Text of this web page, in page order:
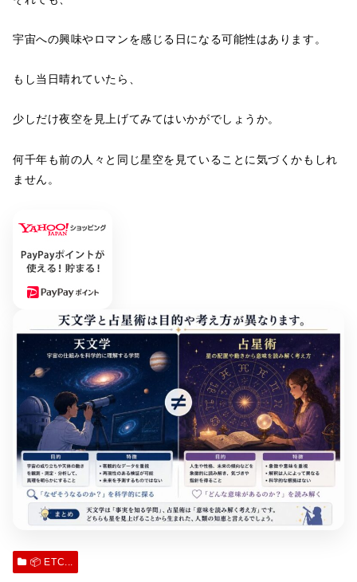
宇宙への興味やロマンを感じる日になる可能性はあります。
もし当日晴れていたら、
少しだけ夜空を見上げてみてはいかがでしょうか。
何千年も前の人々と同じ星空を見ていることに気づくかもしれ
ません。
📦 ETC...